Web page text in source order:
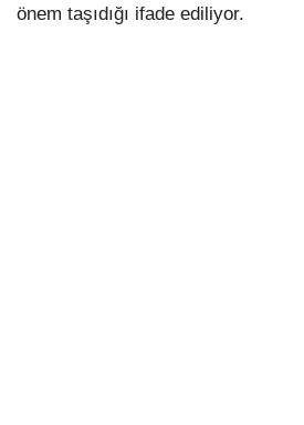
önem taşıdığı ifade ediliyor.